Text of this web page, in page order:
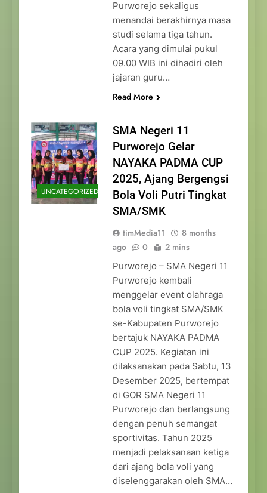
Purworejo sekaligus
menandai berakhirnya masa
studi selama tiga tahun.
Acara yang dimulai pukul
09.00 WIB ini dihadiri oleh
jajaran guru…
Read More
UNCATEGORIZED
SMA Negeri 11
Purworejo Gelar
NAYAKA PADMA CUP
2025, Ajang Bergengsi
Bola Voli Putri Tingkat
SMA/SMK
timMedia11
8 months
ago
0 2 mins
Purworejo – SMA Negeri 11
Purworejo kembali
menggelar event olahraga
bola voli tingkat SMA/SMK
se-Kabupaten Purworejo
bertajuk NAYAKA PADMA
CUP 2025. Kegiatan ini
dilaksanakan pada Sabtu, 13
Desember 2025, bertempat
di GOR SMA Negeri 11
Purworejo dan berlangsung
dengan penuh semangat
sportivitas. Tahun 2025
menjadi pelaksanaan ketiga
dari ajang bola voli yang
diselenggarakan oleh SMA…